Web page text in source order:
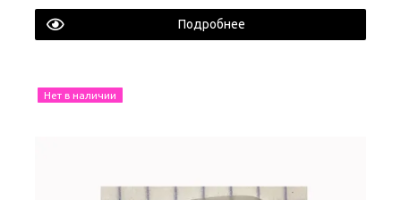
Подробнее
Нет в наличии